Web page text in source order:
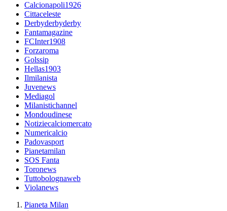
Calcionapoli1926
Cittaceleste
Derbyderbyderby
Fantamagazine
FCInter1908
Forzaroma
Golssip
Hellas1903
Ilmilanista
Juvenews
Mediagol
Milanistichannel
Mondoudinese
Notiziecalciomercato
Numericalcio
Padovasport
Pianetamilan
SOS Fanta
Toronews
Tuttobolognaweb
Violanews
Pianeta Milan